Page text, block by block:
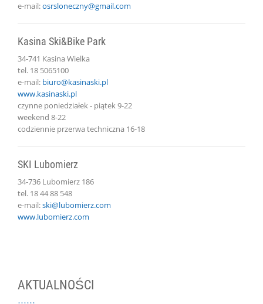
e-mail:osrsloneczny@gmail.com
Kasina Ski&Bike Park
34-741 Kasina Wielka
tel. 18 5065100
e-mail: biuro@kasinaski.pl
www.kasinaski.pl
czynne poniedziałek - piątek 9-22
weekend 8-22
codziennie przerwa techniczna 16-18
SKI Lubomierz
34-736 Lubomierz 186
tel. 18 44 88 548
e-mail:ski@lubomierz.com
www.lubomierz.com
AKTUALNOŚCI